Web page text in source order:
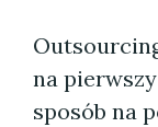
na
sposób na